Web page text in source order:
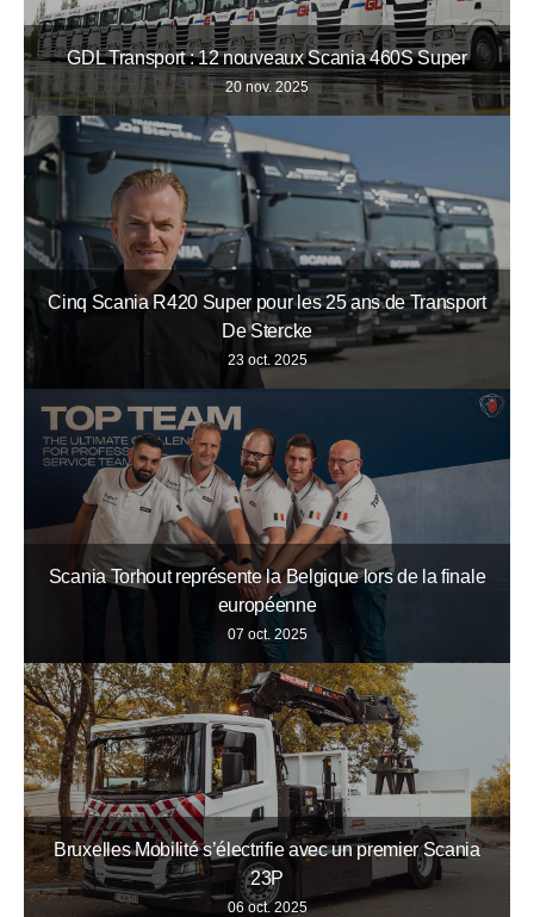
GDL Transport : 12 nouveaux Scania 460S Super
20 nov. 2025
Cinq Scania R420 Super pour les 25 ans de Transport
De Stercke
23 oct. 2025
Scania Torhout représente la Belgique lors de la finale
européenne
07 oct. 2025
Bruxelles Mobilité s’électrifie avec un premier Scania
23P
06 oct. 2025